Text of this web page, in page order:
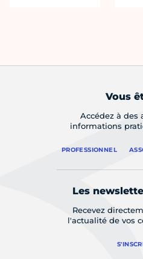
Vous
Accédez à des
informations
PROFESSIONNEL
Les
Recevez
l'actualité de vos